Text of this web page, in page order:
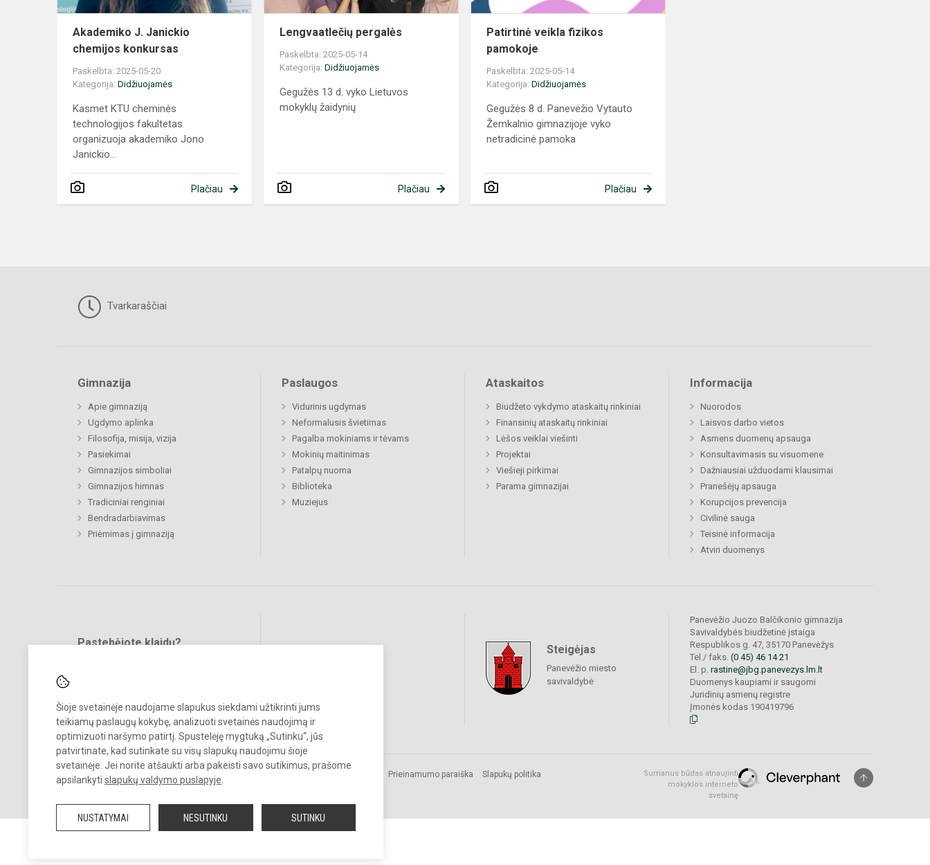
Šioje svetainėje naudojame slapukus siekdami užtikrinti jums
teikiamų paslaugų kokybę, analizuoti svetainės naudojimą ir
optimizuoti naršymo patirtį. Spustelėję mygtuką „Sutinku“, jūs
patvirtinate, kad sutinkate su visų slapukų naudojimu šioje
svetainėje. Jei norite atšaukti arba pakeisti savo sutikimus, prašome
apsilankyti slapukų valdymo puslapyje
NUSTATYMAI NESUTINKU SUTINKU
Akademiko J. Janickio
chemijos konkursas
Paskelbta: 2025-05-20
Kategorija: Didžiuojamės
Kasmet KTU cheminės
technologijos fakultetas
organizuoja akademiko Jono
Janickio...
Plačiau
Lengvaatlečių pergalės
Paskelbta: 2025-05-14
Kategorija:Didžiuojamės
Gegužės 13 d. vyko Lietuvos
mokyklų žaidynių
Plačiau
Patirtinė veikla fizikos
pamokoje
Paskelbta: 2025-05-14
Kategorija:Didžiuojamės
Gegužės 8 d. Panevėžio Vytauto
Žemkalnio gimnazijoje vyko
netradicinė pamoka
Plačiau
Tvarkaraščiai
Gimnazija
Apie gimnaziją
Ugdymo aplinka
Filosofija, misija, vizija
Pasiekimai
Gimnazijos simboliai
Gimnazijos himnas
Tradiciniai renginiai
Bendradarbiavimas
Priėmimas į gimnaziją
Paslaugos
Vidurinis ugdymas
Neformalusis švietimas
Pagalba mokiniams ir tėvams
Mokinių maitinimas
Patalpų nuoma
Biblioteka
Muziejus
Ataskaitos
Biudžeto vykdymo ataskaitų rinkiniai
Finansinių ataskaitų rinkiniai
Lėšos veiklai viešinti
Projektai
Viešieji pirkimai
Parama gimnazijai
Informacija
Nuorodos
Laisvos darbo vietos
Asmens duomenų apsauga
Konsultavimasis su visuomene
Dažniausiai užduodami klausimai
Pranešėjų apsauga
Korupcijos prevencija
Civilinė sauga
Teisinė informacija
Atviri duomenys
Pastebėjote klaidų?
Steigėjas
Panevėžio miesto
savivaldybė
Panevėžio Juozo Balčikonio gimnazija
Savivaldybės biudžetinė įstaiga
Respublikos g. 47, 35170 Panevėžys
Tel./ faks. (0 45) 46 14 21
El. p. rastine@jbg.panevezys.lm.lt
Duomenys kaupiami ir saugomi
Juridinių asmenų registre
Įmonės kodas 190419796
© 2026. Panevėžio Juozo Balčikonio gimnazija. Visos teisės saugomos.
Kopijuoti turinį be raštiško gimnazijos sutikimo griežtai draudžiama.
Prieinamumo paraiška Slapukų politika
Sumanus būdas atnaujinti
mokyklos interneto
svetainę